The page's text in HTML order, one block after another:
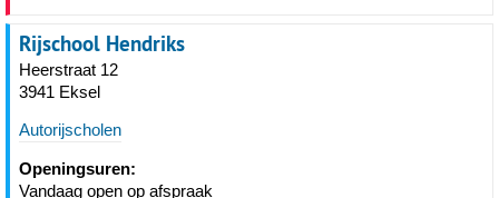
Rijschool Hendriks
Heerstraat 12
3941 Eksel
Autorijscholen
Openingsuren:
Vandaag open op afspraak